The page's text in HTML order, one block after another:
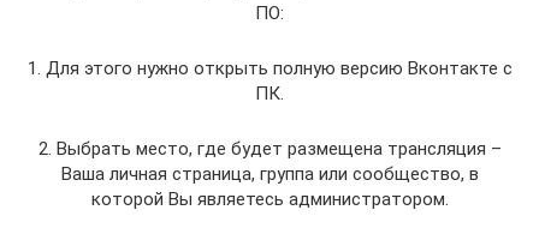
ПО:
1. Для этого нужно открыть полную версию Вконтакте с
ПК.
2. Выбрать место, где будет размещена трансляция –
Ваша личная страница, группа или сообщество, в
которой Вы являетесь администратором.